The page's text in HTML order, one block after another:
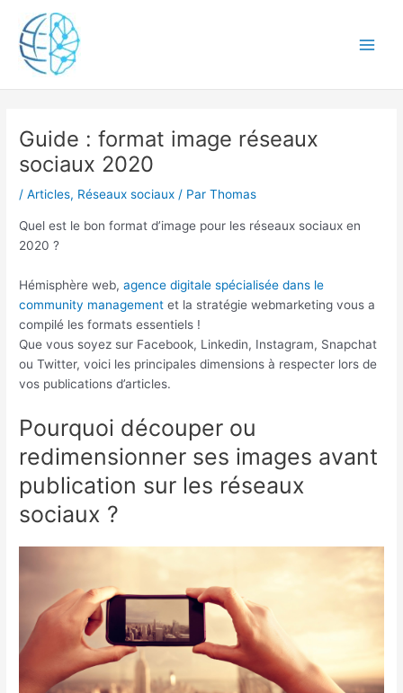
contenu
Guide : format image réseaux
sociaux 2020
/Articles, Réseaux sociaux / ParThomas
Quel est le bon format d’image pour les réseaux sociaux en
2020 ?
Hémisphère web,agence digitale spécialisée dans le
community management et la stratégie webmarketing vous a
compilé les formats essentiels !
Que vous soyez sur Facebook, Linkedin, Instagram, Snapchat
ou Twitter, voici les principales dimensions à respecter lors de
vos publications d’articles.
Pourquoi découper ou
redimensionner ses images avant
publication sur les réseaux
sociaux ?
des
articles